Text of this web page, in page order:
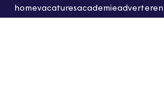
homevacaturesacademieadverteren